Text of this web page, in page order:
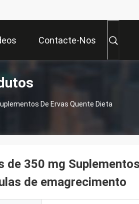
Contacte-Nos
De Ervas Quente Dieta
350 mg
de emagrecimento